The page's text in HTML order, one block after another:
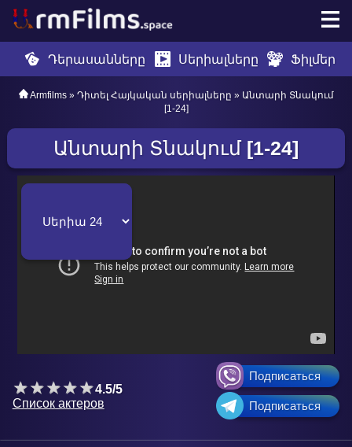
Դերասանները Սերիալները Ֆիլմեր
Armfilms » Դիտել Հայկական սերիալները » Անտարի Տնակում
[1-24]
Անտարի Տնակում [1-24]
4.5/5
Список актеров
Подписаться
Подписаться